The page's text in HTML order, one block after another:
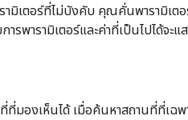
ามิเตอร์ที่ไม่บังคับ คุณคั่นพารามิเต
ารพารามิเตอร์และค่าที่เป็นไปได้จะ
ที่มองเห็นได้ เมื่อค้นหาสถานที่ที่เฉ